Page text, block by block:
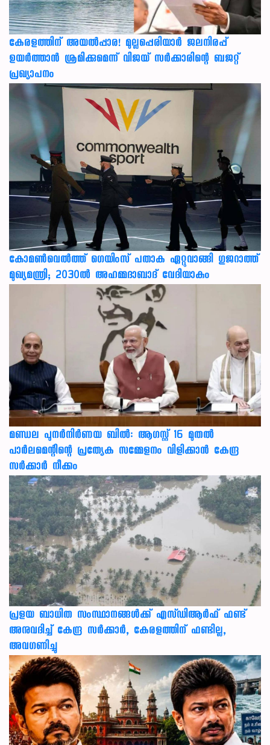
കേരളത്തിന് അ‌യൽപ്പാര! മുല്ലപ്പെരിയാർ ജലനിരപ്പ്
ഉയർത്താൻ ശ്രമിക്കുമെന്ന് വിജയ് സർക്കാരിന്റെ ബജറ്റ്
പ്രഖ്യാപനം
കോമൺവെൽത്ത് ഗെയിംസ് പതാക ഏറ്റുവാങ്ങി ഗുജറാത്ത്
മുഖ്യമന്ത്രി; 2030ൽ അഹമ്മദാബാദ് വേദിയാകും
മണ്ഡല പുനർനിർണയ ബിൽ: ആഗസ്റ്റ് 16 മുതൽ
പാർലമെന്റിന്റെ പ്രത്യേക സമ്മേളനം വിളിക്കാൻ കേന്ദ്ര
സർക്കാർ നീക്കം
പ്രളയ ബാധിത സംസ്ഥാനങ്ങൾക്ക് എസ്ഡിആർഫ് ഫണ്ട്
അനുവദിച്ച് കേന്ദ്ര സര്‍ക്കാര്‍, കേരളത്തിന് ഫണ്ടില്ല,
അവഗണിച്ചു